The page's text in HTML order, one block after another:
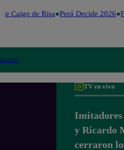
Me Caigo de Risa Perú Decide 2026
TV en vivo
Imitadores
y Ricardo
cerraron